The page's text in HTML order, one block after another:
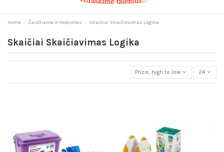
Home Žaidžiame ir Mokomes Skaičiai Skaičiavimas Logika
Skaičiai Skaičiavimas Logika
Price, high to low 24